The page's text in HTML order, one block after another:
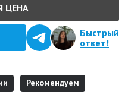
ЦЕНА
Быстрый
ответ!
Рекомендуем